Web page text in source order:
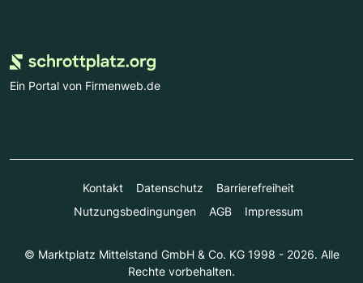
Ein Portal von Firmenweb.de
Kontakt Datenschutz
Barrierefreiheit
Nutzungsbedingungen
AGB Impressum
© Marktplatz Mittelstand GmbH & Co. KG 1998 - 2026. Alle
Rechte vorbehalten.